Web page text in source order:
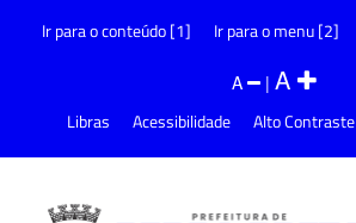
Ir para o conteúdo [1] Ir para o menu [2]
A |A
Libras Acessibilidade Alto Contraste